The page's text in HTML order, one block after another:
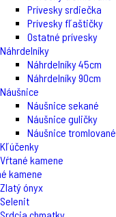
Prívesky srdiečka
Prívesky fľaštičky
Ostatné prívesky
Náhrdelníky
Náhrdelníky 45cm
Náhrdelníky 90cm
Náušnice
Náušnice sekané
Náušnice guličky
Náušnice tromlované
Kľúčenky
Vŕtané kamene
kamene
Zlatý ónyx
Selenit